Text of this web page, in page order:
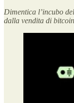
Dimentica l’incubo
dalla vendita di